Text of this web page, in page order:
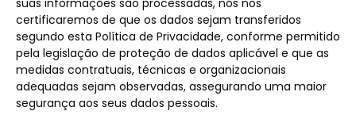
certificaremos de que os dados sejam transferidos
segundo esta Política de Privacidade, conforme permitido
pela legislação de proteção de dados aplicável e que as
medidas contratuais, técnicas e organizacionais
adequadas sejam observadas, assegurando uma maior
segurança aos seus dados pessoais.